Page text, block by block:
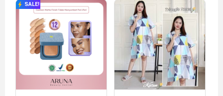
SALE!